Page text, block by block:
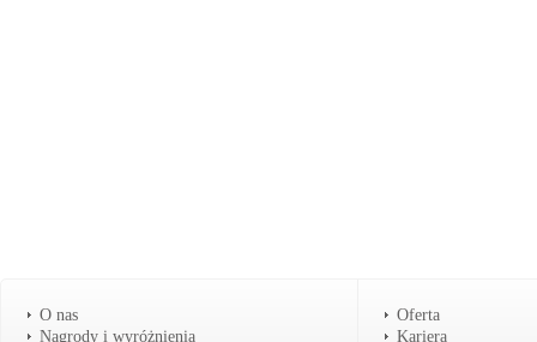
O nas
Nagrody i wyróżnienia
Oferta
Kariera